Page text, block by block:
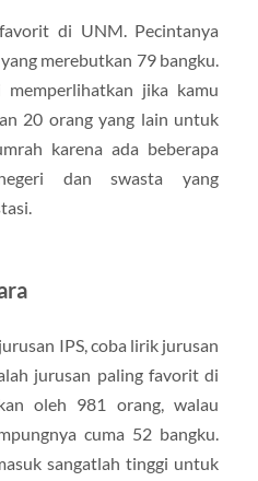
di UNM. Pecintanya
merebutkan 79 bangku.
jika kamu
20 orang yang lain untuk
karena ada beberapa
dan swasta yang
IPS, coba lirik jurusan
jurusan paling favorit di
oleh 981 orang, walau
cuma 52 bangku.
sangatlah tinggi untuk